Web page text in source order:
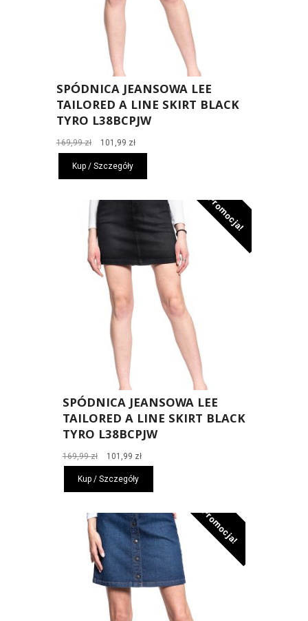
SPÓDNICA JEANSOWA LEE
TAILORED A LINE SKIRT BLACK
TYRO L38BCPJW
169,99zł
Pierwotna
cena
wynosiła:
169,99 zł.
101,99 złAktualna
cena
101,99 zł.
Kup / Szczegóły
Promocja!
SPÓDNICA JEANSOWA LEE
TAILORED A LINE SKIRT BLACK
TYRO L38BCPJW
169,99zł
Pierwotna
cena
wynosiła:
169,99 zł.
101,99 złAktualna
cena
101,99 zł.
Kup / Szczegóły
Promocja!